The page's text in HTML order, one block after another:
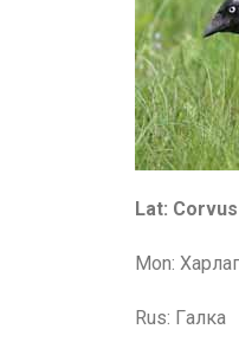
Lat:
Mon:
Rus: Галка